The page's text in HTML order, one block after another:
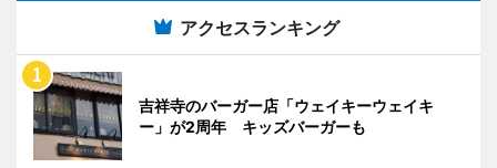
アクセスランキング
吉祥寺のバーガー店「ウェイキーウェイキ
ー」が2周年 キッズバーガーも